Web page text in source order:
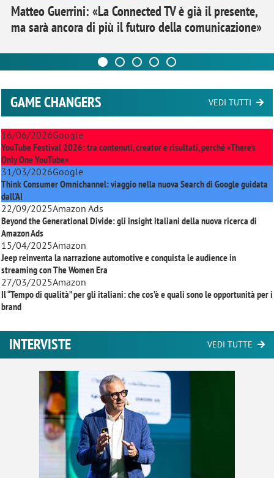
Matteo Guerrini: «La Connected TV è già il presente,
ma sarà ancora di più il futuro della comunicazione»
GAME CHANGERS VEDI TUTTI
16/06/2026Google
YouTube Festival 2026: tra contenuti, creator e risultati, perché «There’s
Only One YouTube»
31/03/2026Google
Think Consumer Omnichannel: viaggio nella nuova Search di Google guidata
dall'AI
22/09/2025Amazon Ads
Beyond the Generational Divide: gli insight italiani della nuova ricerca di
Amazon Ads
15/04/2025Amazon
Jeep reinventa la narrazione automotive e conquista le audience in
streaming conThe Women Era
27/03/2025Amazon
Il “Tempo di qualità” per gli italiani: che cos’è e quali sono le opportunità per i
brand
INTERVISTE VEDI TUTTE